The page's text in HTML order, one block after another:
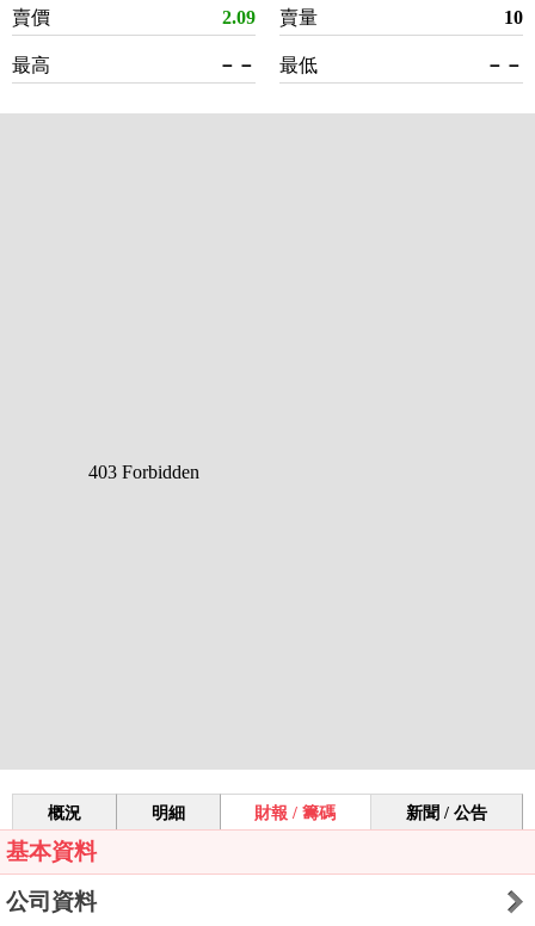
賣價 2.09
最高 －－
賣量 10
最低 －－
概況 明細 財報 / 籌碼 新聞 / 公告
基本資料
公司資料